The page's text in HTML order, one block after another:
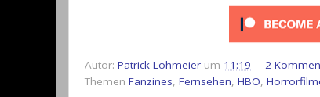
Autor: Patrick Lohmeier um 11:19
2
Themen Fanzines, Fernsehen, HBO,